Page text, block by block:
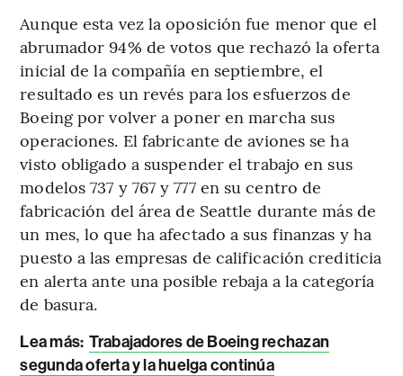
Aunque esta vez la oposición fue menor que el
abrumador 94% de votos que rechazó la oferta
inicial de la compañía en septiembre, el
resultado es un revés para los esfuerzos de
Boeing por volver a poner en marcha sus
operaciones. El fabricante de aviones se ha
visto obligado a suspender el trabajo en sus
modelos 737 y 767 y 777 en su centro de
fabricación del área de Seattle durante más de
un mes, lo que ha afectado a sus finanzas y ha
puesto a las empresas de calificación crediticia
en alerta ante una posible rebaja a la categoría
de basura.
Lea más: Trabajadores de Boeing rechazan
segunda oferta y la huelga continúa